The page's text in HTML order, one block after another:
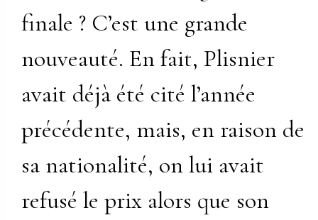
finale ? C’est une grande
nouveauté. En fait, Plisnier
avait déjà été cité l’année
précédente, mais, en raison de
sa nationalité, on lui avait
refusé le prix alors que son